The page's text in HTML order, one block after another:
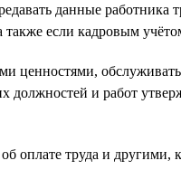
данные
также если кадровым
ценностями,
должностей и работ
оплате труда и другими,